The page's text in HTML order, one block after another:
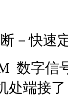
－快速
数字信
处端接了